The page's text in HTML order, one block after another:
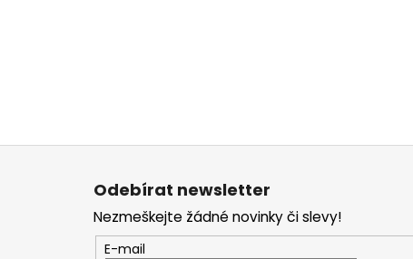
Odebírat newsletter
Nezmeškejte žádné novinky či slevy!
E-mail